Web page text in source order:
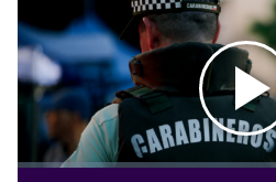
Loaded: